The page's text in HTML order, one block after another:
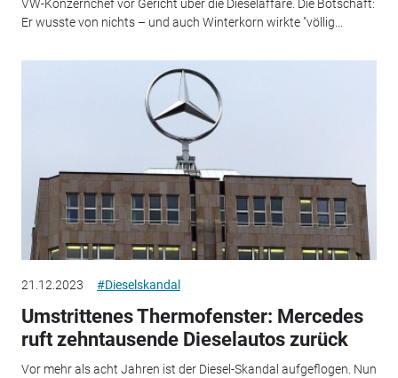
VW-Konzernchef vor Gericht über die Dieselaffäre. Die Botschaft:
Er wusste von nichts – und auch Winterkorn wirkte "völlig...
21.12.2023 #Dieselskandal
Umstrittenes Thermofenster: Mercedes
ruft zehntausende Dieselautos zurück
Vor mehr als acht Jahren ist der Diesel-Skandal aufgeflogen. Nun